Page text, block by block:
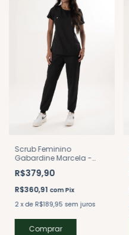
Scrub Feminino
Gabardine Marcela -
R$379,90
R$360,91 com Pix
2 xde R$189,95 sem juros
Comprar